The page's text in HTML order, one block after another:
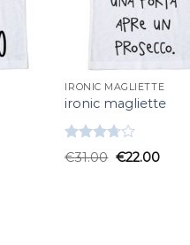
IRONIC MAGLIETTE
ironic magliette
Valutato
3.67 su
€31.00 €22.00